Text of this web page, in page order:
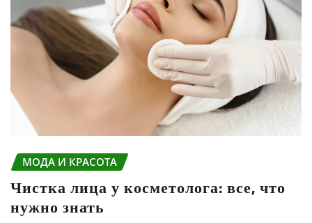
МОДА И КРАСОТА
Чистка лица у косметолога: все, что
нужно знать